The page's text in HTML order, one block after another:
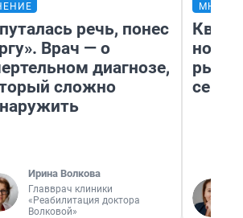
речь, понес
Врач — о
диагнозе,
сложно
Ирина Волкова
Главврач клиники
«Реабилитация доктора
Волковой»
но